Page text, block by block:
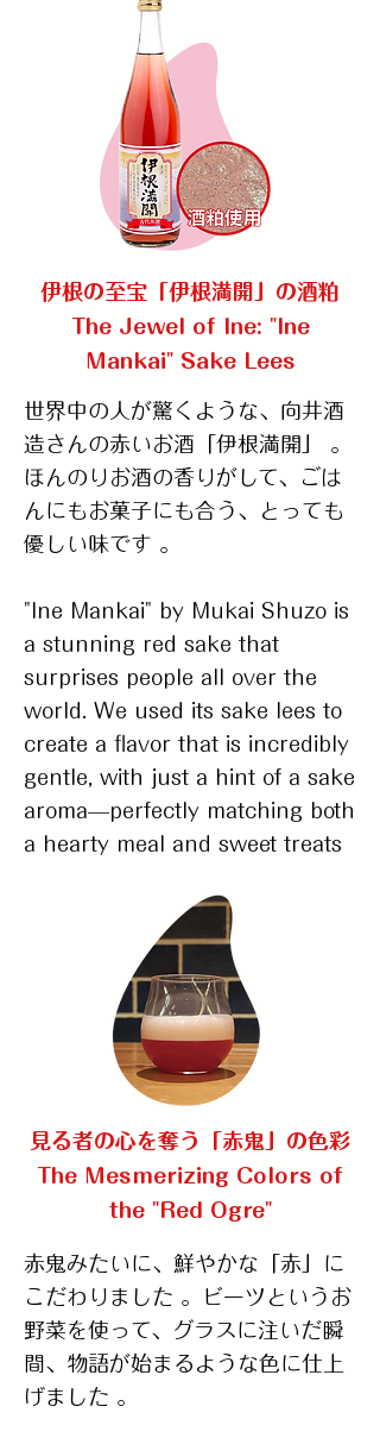
伊根の至宝「伊根満開」の酒粕
The Jewel of Ine: "Ine
Mankai" Sake Lees
世界中の人が驚くような、向井酒
造さんの赤いお酒「伊根満開」 。
ほんのりお酒の香りがして、ごは
んにもお菓子にも合う、とっても
優しい味です 。
"Ine Mankai" by Mukai Shuzo is
a stunning red sake that
surprises people all over the
world. We used its sake lees to
create a flavor that is incredibly
gentle, with just a hint of a sake
aroma—perfectly matching both
a hearty meal and sweet treats
見る者の心を奪う「赤鬼」の色彩
The Mesmerizing Colors of
the "Red Ogre"
赤鬼みたいに、鮮やかな「赤」に
こだわりました 。ビーツというお
野菜を使って、グラスに注いだ瞬
間、物語が始まるような色に仕上
げました 。